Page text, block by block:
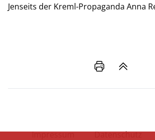
Jenseits der Kreml-Propaganda Anna
Impressum Datenschutz